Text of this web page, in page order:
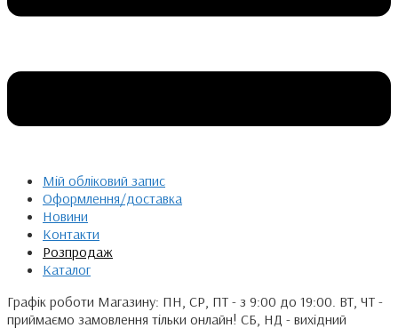
Мій обліковий запис
Оформлення/доставка
Новини
Контакти
Розпродаж
Каталог
Графік роботи Магазину: ПН, СР, ПТ - з 9:00 до 19:00. ВТ, ЧТ -
приймаємо замовлення тільки онлайн! СБ, НД - вихідний